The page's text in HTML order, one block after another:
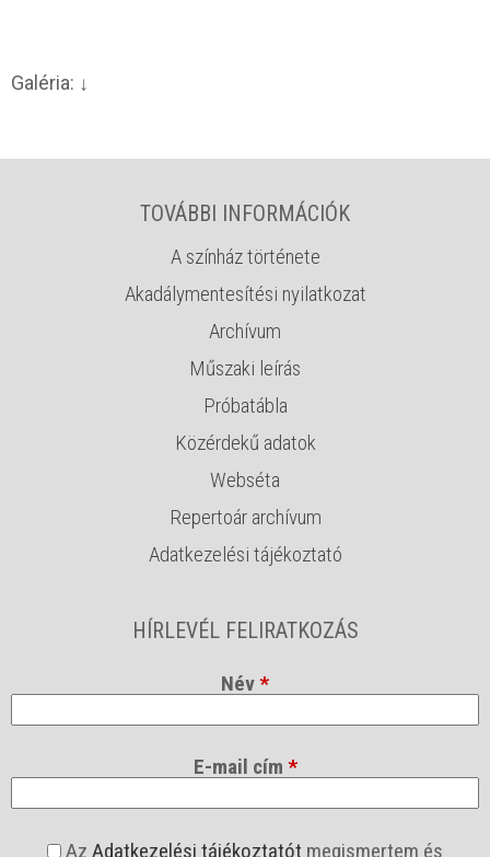
Galéria:
TOVÁBBI INFORMÁCIÓK
A színház története
Akadálymentesítési nyilatkozat
Archívum
Műszaki leírás
Próbatábla
Közérdekű adatok
Webséta
Repertoár archívum
Adatkezelési tájékoztató
HÍRLEVÉL FELIRATKOZÁS
Név*
E-mail cím *
Az Adatkezelési tájékoztatót megismertem és